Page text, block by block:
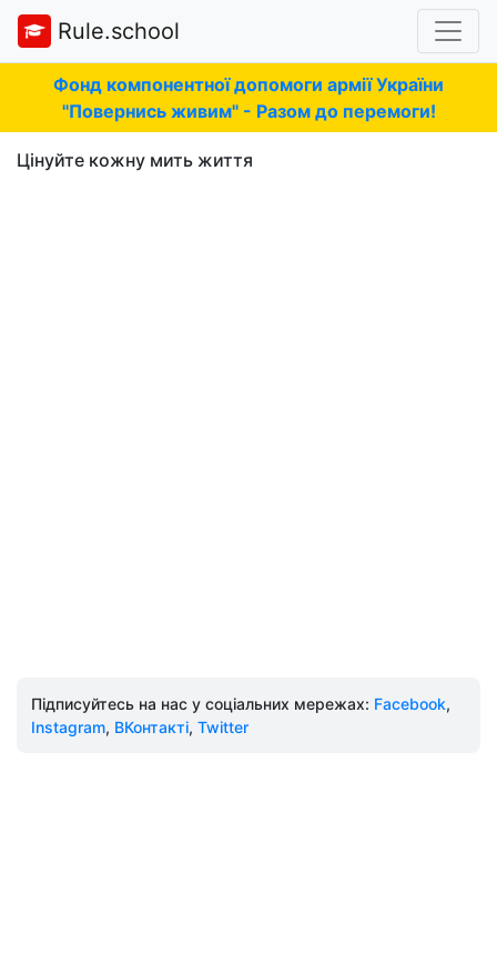
Rule.school
Фонд компонентної допомоги армії України
"Повернись живим" - Разом до перемоги!
Цінуйте кожну мить життя
Підписуйтесь на нас у соціальних мережах: Facebook,
Instagram, ВКонтакті, Twitter